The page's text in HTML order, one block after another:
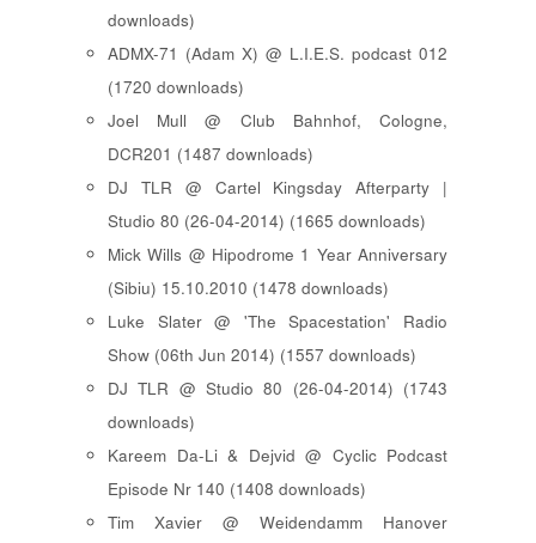
downloads)
ADMX-71 (Adam X) @ L.I.E.S. podcast 012
(1720 downloads)
Joel Mull @ Club Bahnhof, Cologne,
DCR201 (1487 downloads)
DJ TLR @ Cartel Kingsday Afterparty |
Studio 80 (26-04-2014) (1665 downloads)
Mick Wills @ Hipodrome 1 Year Anniversary
(Sibiu) 15.10.2010 (1478 downloads)
Luke Slater @ 'The Spacestation' Radio
Show (06th Jun 2014) (1557 downloads)
DJ TLR @ Studio 80 (26-04-2014) (1743
downloads)
Kareem Da-Li & Dejvid @ Cyclic Podcast
Episode Nr 140 (1408 downloads)
Tim Xavier @ Weidendamm Hanover